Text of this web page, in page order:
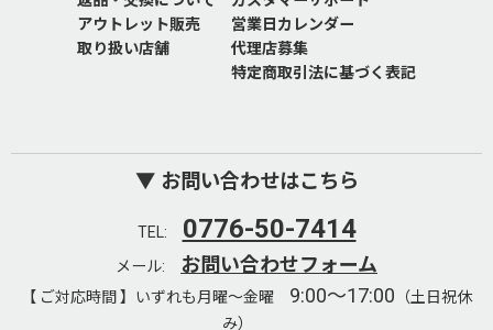
アウトレット販売
取り扱い店舗
営業日カレンダー
代理店募集
特定商取引法に基づく表記
▼ お問い合わせはこちら
TEL: 0776-50-7414
メール: お問い合わせフォーム
【 ご対応時間 】いずれも月曜～金曜 9:00～17:00 （土日祝休
み）